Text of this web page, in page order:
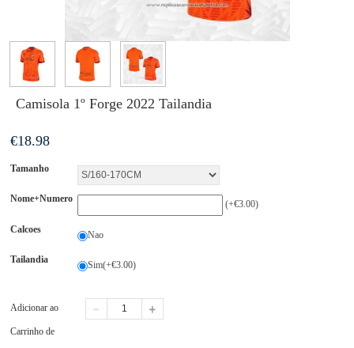
Camisola 1º Forge 2022 Tailandia
€18.98
Tamanho
Nome+Numero (+€3.00)
Calcoes Nao
Tailandia Sim(+€3.00)
Adicionar ao
Carrinho de